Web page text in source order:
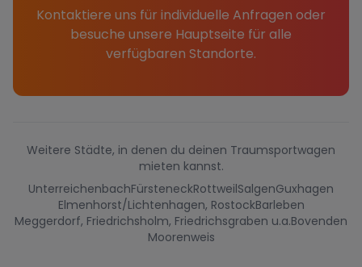
Kontaktiere uns für individuelle Anfragen oder
besuche unsere Hauptseite für alle
verfügbaren Standorte.
Weitere Städte, in denen du deinen Traumsportwagen
mieten kannst.
UnterreichenbachFürsteneckRottweilSalgenGuxhagen
Elmenhorst/Lichtenhagen, RostockBarleben
Meggerdorf, Friedrichsholm, Friedrichsgraben u.a.Bovenden
Moorenweis